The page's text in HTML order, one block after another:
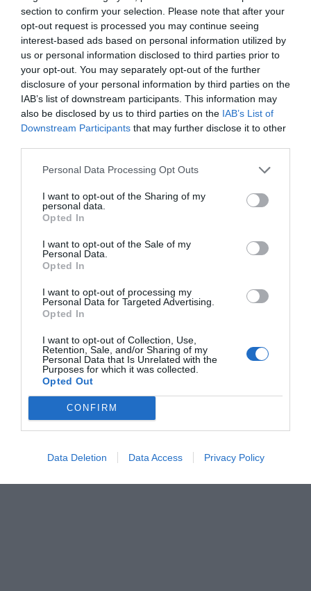
section to confirm your selection. Please note that after your
opt-out request is processed you may continue seeing
interest-based ads based on personal information utilized by
us or personal information disclosed to third parties prior to
your opt-out. You may separately opt-out of the further
disclosure of your personal information by third parties on the
IAB’s list of downstream participants. This information may
also be disclosed by us to third parties on the IAB’s List of
Downstream Participants that may further disclose it to other
Personal Data Processing Opt Outs
I want to opt-out of the Sharing of my
personal data.
Opted In
I want to opt-out of the Sale of my
Personal Data.
Opted In
I want to opt-out of processing my
Personal Data for Targeted Advertising.
Opted In
I want to opt-out of Collection, Use,
Retention, Sale, and/or Sharing of my
Personal Data that Is Unrelated with the
Purposes for which it was collected.
Opted Out
CONFIRM
Data Deletion Data Access Privacy Policy
povzročila prebivalcem te regije.
Decided to check out that WPlace website
everyone's talking about.
The Kuril Islands are currently being plastered
with Japanese flags and text demanding their
return.pic.twitter.com/kPG8edGhxD
— Kaihatsu (@KaihatsuYT)August 9, 2025
stranWPlace, kjer so Kurilski otoki oblepljeni z
japonskimi zastavami in sporočili, ki zahtevajo
njihovo vrnitev.